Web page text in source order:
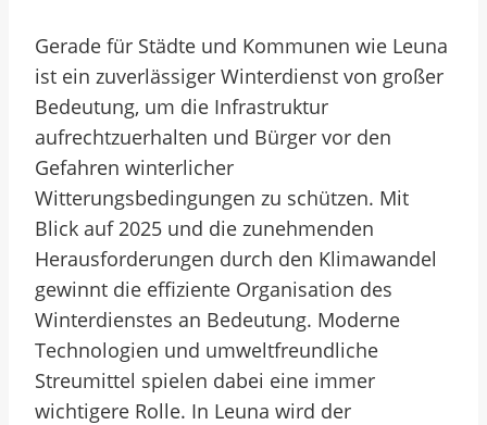
Gerade für Städte und Kommunen wie Leuna
ist ein zuverlässiger Winterdienst von großer
Bedeutung, um die Infrastruktur
aufrechtzuerhalten und Bürger vor den
Gefahren winterlicher
Witterungsbedingungen zu schützen. Mit
Blick auf 2025 und die zunehmenden
Herausforderungen durch den Klimawandel
gewinnt die effiziente Organisation des
Winterdienstes an Bedeutung. Moderne
Technologien und umweltfreundliche
Streumittel spielen dabei eine immer
wichtigere Rolle. In Leuna wird der